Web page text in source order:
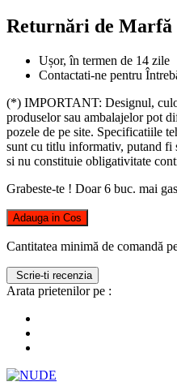
Returnări de Marfă
Ușor, în termen de 14 zile
Contactati-ne pentru
(*) IMPORTANT: Designul,
produselor sau ambalajelor pot
pozele de pe site. Specificatiile
sunt cu titlu informativ, putand fi
si nu constituie obligativitate
Grabeste-te ! Doar6 buc. mai
Adauga in Cos
Cantitatea minimă de comandă
Scrie-ti recenzia
Arata prietenilor pe :